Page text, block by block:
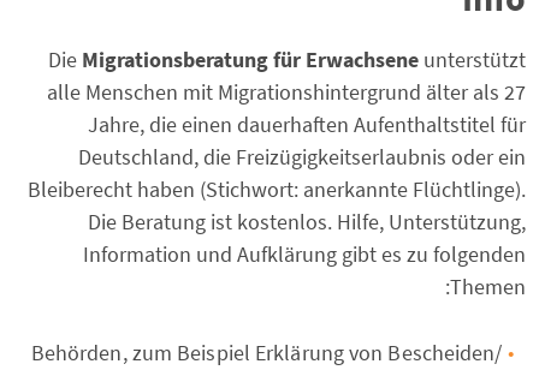
Die Migrationsberatung für Erwachseneunterstützt
alle Menschen mit Migrationshintergrund älter als 27
Jahre, die einen dauerhaften Aufenthaltstitel für
Deutschland, die Freizügigkeitserlaubnis oder ein
Bleiberecht haben (Stichwort: anerkannte Flüchtlinge).
Die Beratung ist kostenlos. Hilfe, Unterstützung,
Information und Aufklärung gibt es zu folgenden
Themen:
Behörden, zum Beispiel Erklärung von Bescheiden/